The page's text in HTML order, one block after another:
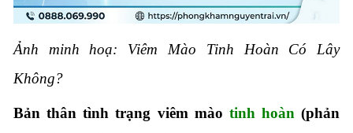
Ảnh minh hoạ: Viêm Mào Tinh Hoàn Có Lây
Không?
Bản thân tình trạng viêm mào tinh hoàn (phản